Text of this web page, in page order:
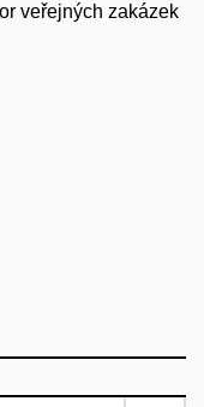
veřejných zakázek